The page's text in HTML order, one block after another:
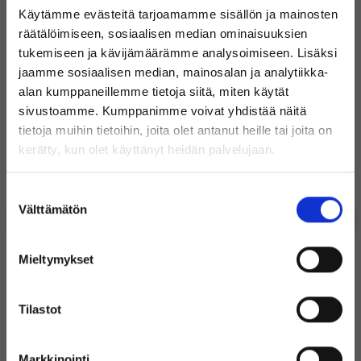
Käytämme evästeitä tarjoamamme sisällön ja mainosten
räätälöimiseen, sosiaalisen median ominaisuuksien
tukemiseen ja kävijämäärämme analysoimiseen. Lisäksi
jaamme sosiaalisen median, mainosalan ja analytiikka-
alan kumppaneillemme tietoja siitä, miten käytät
sivustoamme. Kumppanimme voivat yhdistää näitä
tietoja muihin tietoihin, joita olet antanut heille tai joita on
kerätty, kun olet käyttänyt heidän palvelujaan.
valinta
Välttämätön
Mieltymykset
Tilastot
MÄÄRÄ
USB 3.0 -PORTTIEN
MÄÄRÄ
3 KPL
USB C -PORTTIEN
MÄÄRÄ
1 KPL UPSTREAM
RJ-45 -PORTTIEN
MÄÄRÄ
1 KPL
PORTTIEN MÄÄRÄ
SYVYYS
Kuinka vanhoja laitteet ovat ja mistä ne tulevat?
Miten tukipalvelunne toimii?
Suosituimmat tuotteet
49
€
Sisältää
alvin
Tervetuloa Inregon verkkokauppaan!